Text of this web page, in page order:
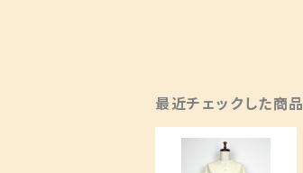
最近チェックした商品